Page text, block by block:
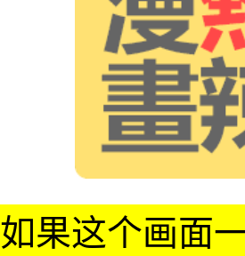
如果这个画面